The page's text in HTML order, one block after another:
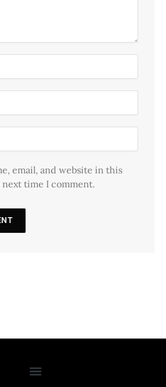
email, and website in this
time I comment.